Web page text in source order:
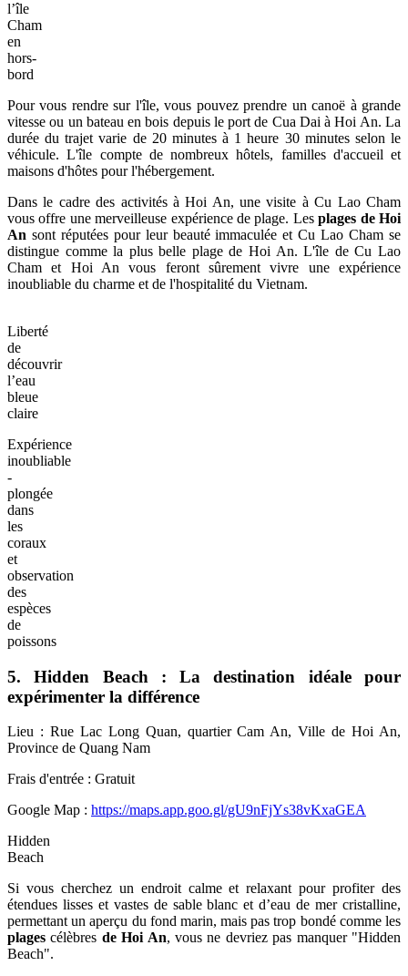
l’île
Cham
en
hors-
bord
Pour vous rendre sur l'île, vous pouvez prendre un canoë à grande
vitesse ou un bateau en bois depuis le port de Cua Dai à Hoi An. La
durée du trajet varie de 20 minutes à 1 heure 30 minutes selon le
véhicule. L'île compte de nombreux hôtels, familles d'accueil et
maisons d'hôtes pour l'hébergement.
Dans le cadre des activités à Hoi An, une visite à Cu Lao Cham
vous offre une merveilleuse expérience de plage. Lesplages de Hoi
An sont réputées pour leur beauté immaculée et Cu Lao Cham se
distingue comme la plus belle plage de Hoi An. L'île de Cu Lao
Cham et Hoi An vous feront sûrement vivre une expérience
inoubliable du charme et de l'hospitalité du Vietnam.
Liberté
de
découvrir
l’eau
bleue
claire
Expérience
inoubliable
-
plongée
dans
les
coraux
et
observation
des
espèces
de
poissons
5. Hidden Beach : La destination idéale pour
expérimenter la différence
Lieu : Rue Lac Long Quan, quartier Cam An, Ville de Hoi An,
Province de Quang Nam
Frais d'entrée : Gratuit
Google Map : https://maps.app.goo.gl/gU9nFjYs38vKxaGEA
Hidden
Beach
Si vous cherchez un endroit calme et relaxant pour profiter des
étendues lisses et vastes de sable blanc et d’eau de mer cristalline,
permettant un aperçu du fond marin, mais pas trop bondé comme les
plages célèbres de Hoi An, vous ne devriez pas manquer "Hidden
Beach".